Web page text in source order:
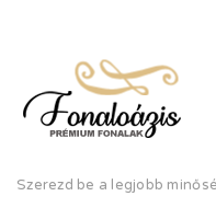
Szerezd be a legjobb